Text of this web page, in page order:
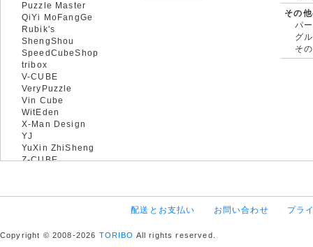
Puzzle Master
QiYi MoFangGe
Rubik's
ShengShou
SpeedCubeShop
tribox
V-CUBE
VeryPuzzle
Vin Cube
WitEden
X-Man Design
YJ
YuXin ZhiSheng
Z-CUBE
その
パ
グ
そ
配送とお支払い お問い合わせ プラ
Copyright © 2008-2026 TORIBO All rights reserved.